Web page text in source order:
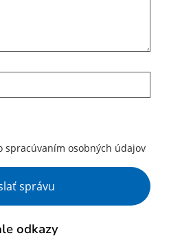
spracúvaním osobných údajov
správu
odkazy